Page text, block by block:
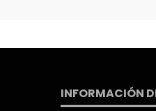
INFORMACIÓN